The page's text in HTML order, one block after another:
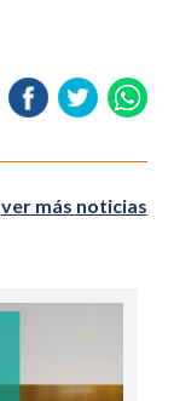
ver más noticias